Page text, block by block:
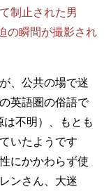
て制止された男
の瞬間が撮影され
、公共の場で迷
英語圏の俗語で
は不明）、もとも
いたようです
にかかわらず使
ンさん、大迷